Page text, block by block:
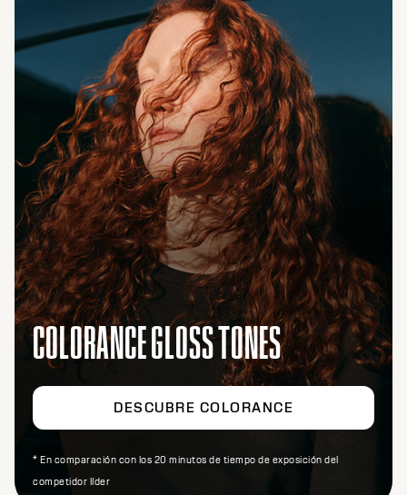
COLORANCE GLOSS TONES
DESCUBRE COLORANCE
* En comparación con los 20 minutos de tiempo de exposición del
competidor líder